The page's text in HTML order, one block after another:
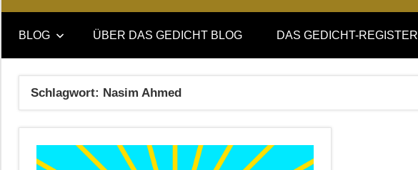
DAS
GEDICHT
blog
DAS
GEDICHT.
Zeitschrift
BLOG ÜBER DAS GEDICHT BLOG DAS GEDICHT-REGISTER
Schlagwort: Nasim Ahmed